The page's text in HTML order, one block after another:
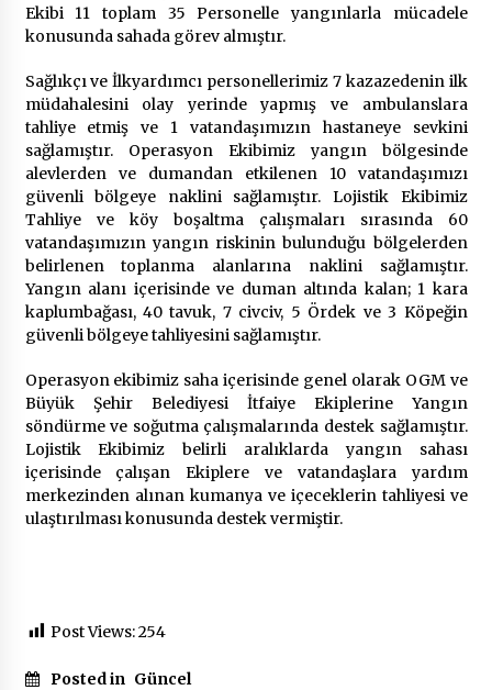
Ekibi 11 toplam 35 Personelle yangınlarla mücadele
konusunda sahada görev almıştır.
Sağlıkçı ve İlkyardımcı personellerimiz 7 kazazedenin ilk
müdahalesini olay yerinde yapmış ve ambulanslara
tahliye etmiş ve 1 vatandaşımızın hastaneye sevkini
sağlamıştır. Operasyon Ekibimiz yangın bölgesinde
alevlerden ve dumandan etkilenen 10 vatandaşımızı
güvenli bölgeye naklini sağlamıştır. Lojistik Ekibimiz
Tahliye ve köy boşaltma çalışmaları sırasında 60
vatandaşımızın yangın riskinin bulunduğu bölgelerden
belirlenen toplanma alanlarına naklini sağlamıştır.
Yangın alanı içerisinde ve duman altında kalan; 1 kara
kaplumbağası, 40 tavuk, 7 civciv, 5 Ördek ve 3 Köpeğin
güvenli bölgeye tahliyesini sağlamıştır.
Operasyon ekibimiz saha içerisinde genel olarak OGM ve
Büyük Şehir Belediyesi İtfaiye Ekiplerine Yangın
söndürme ve soğutma çalışmalarında destek sağlamıştır.
Lojistik Ekibimiz belirli aralıklarda yangın sahası
içerisinde çalışan Ekiplere ve vatandaşlara yardım
merkezinden alınan kumanya ve içeceklerin tahliyesi ve
ulaştırılması konusunda destek vermiştir.
Post Views:254
Posted in Güncel